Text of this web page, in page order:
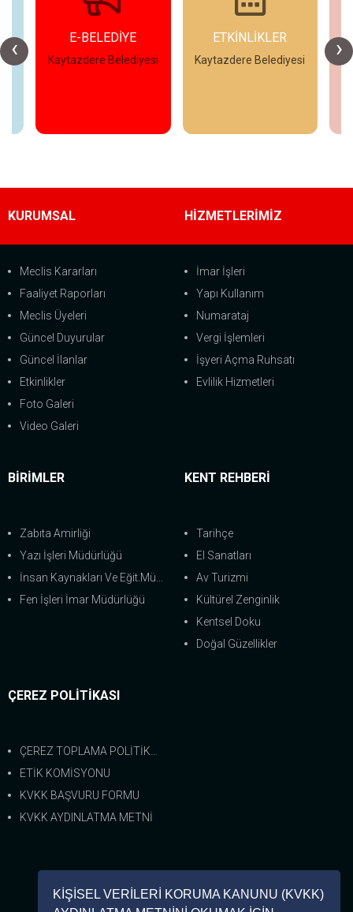
KİŞİSEL VERİLERİ KORUMA KANUNU (KVKK)
‹ ›
E-BELEDİYE
Kaytazdere Belediyesi
ETKİNLİKLER
Kaytazdere Belediyesi
KURUMSAL
Meclis Kararları
Faaliyet Raporları
Meclis Üyeleri
Güncel Duyurular
Güncel İlanlar
Etkinlikler
Foto Galeri
Video Galeri
HİZMETLERİMİZ
İmar İşleri
Yapı Kullanım
Numarataj
Vergi İşlemleri
İşyeri Açma Ruhsatı
Evlilik Hizmetleri
BİRİMLER
Zabıta Amirliği
Yazı İşleri Müdürlüğü
İnsan Kaynakları Ve Eğit.Müdürlüğü
Fen İşleri İmar Müdürlüğü
KENT REHBERİ
Tarihçe
El Sanatları
Av Turizmi
Kültürel Zenginlik
Kentsel Doku
Doğal Güzellikler
ÇEREZ POLİTİKASI
ÇEREZ TOPLAMA POLİTİKASI
ETİK KOMİSYONU
KVKK BAŞVURU FORMU
KVKK AYDINLATMA METNİ
Bize Ulaşın
0 (226) 462-8333